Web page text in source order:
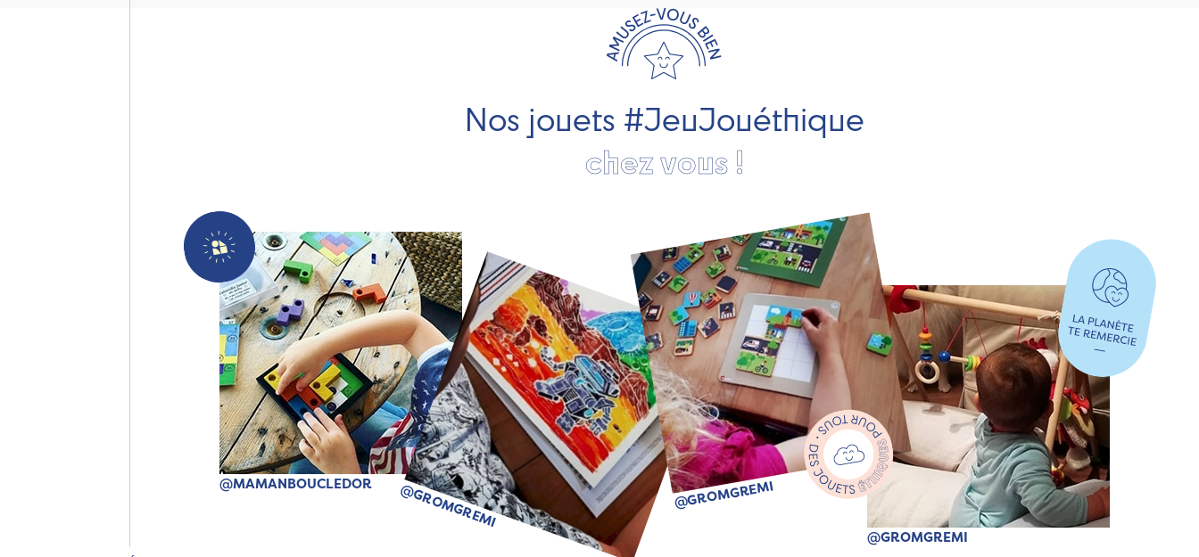
Nos jouets #JeuJouéthique
chez vous !
@MAMANBOUCLEDOR @GROMGREMI @GROMGREMI
@GROMGREMI